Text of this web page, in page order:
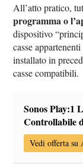
All’atto pratico,
programma o
dispositivo
casse
installato in
casse compatibili.
Sonos Play:1
Controllabile
Vedi offerta su